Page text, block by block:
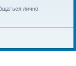
лично.